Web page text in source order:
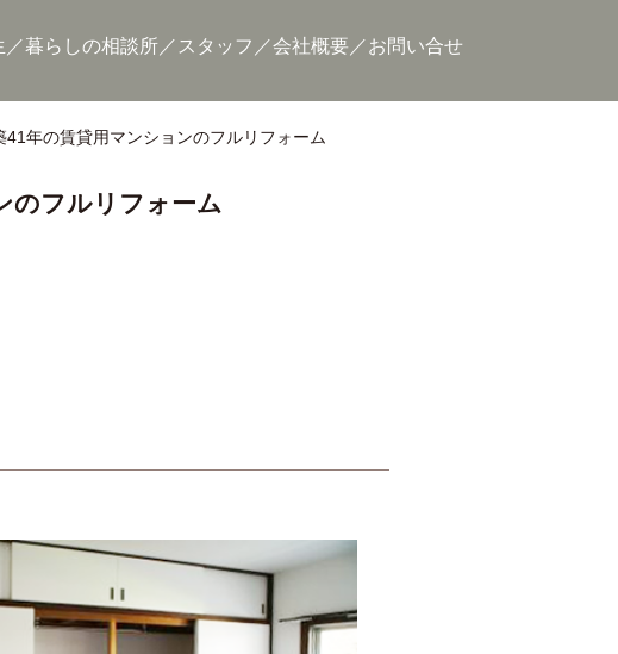
暮らしの相談所 スタッフ 会社概要 お問い合せ
年の賃貸用マンションのフルリフォーム
のフルリフォーム